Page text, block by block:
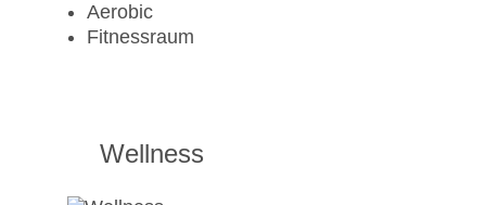
Aerobic
Fitnessraum
Wellness